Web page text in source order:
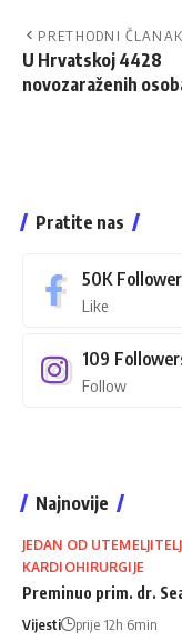
PRETHODNI ČLANAK
U Hrvatskoj 4428
novozaraženih
Pratite nas
50K
Like
109
Follow
Najnovije
JEDAN OD
KARDIOHIRURGIJE
Preminuo prim. dr.
Vijesti prije 12h 6min